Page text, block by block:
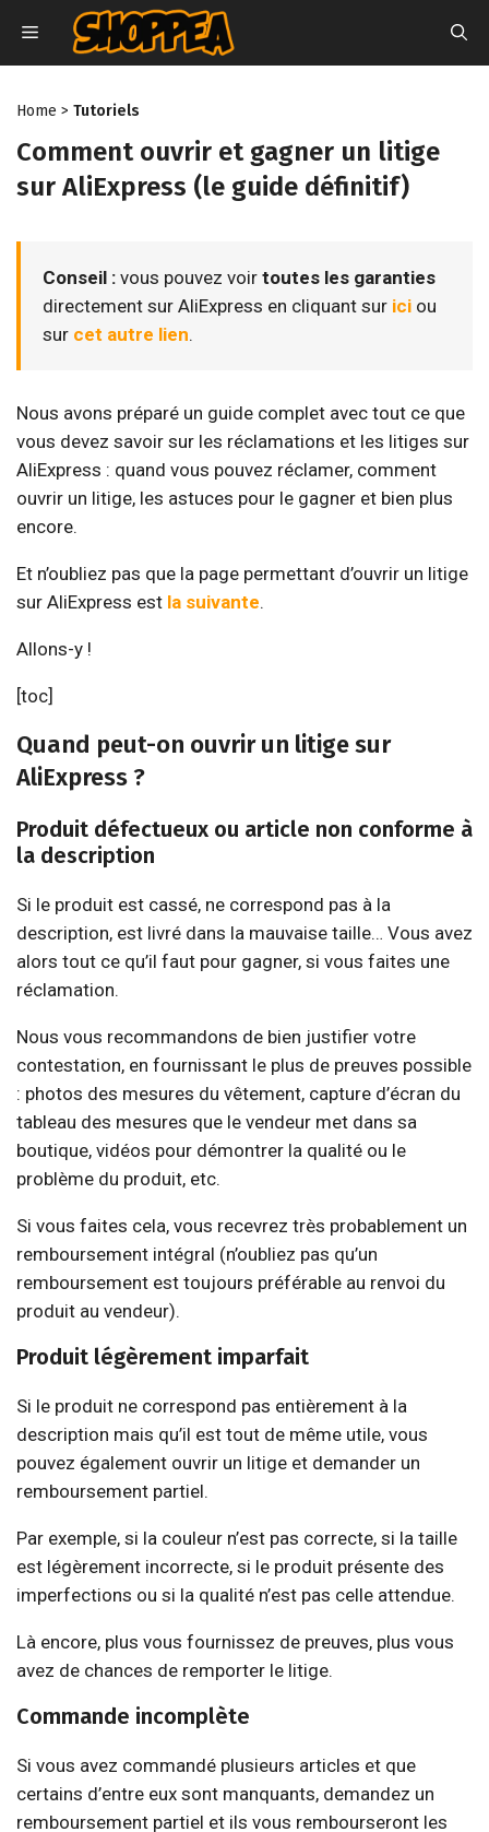
contenu
MENU
Home > Tutoriels
Comment ouvrir et gagner un litige
sur AliExpress (le guide définitif)
Conseil : vous pouvez voir toutes les garanties
directement sur AliExpress en cliquant sur ici ou
sur cet autre lien.
Nous avons préparé un guide complet avec tout ce que
vous devez savoir sur les réclamations et les litiges sur
AliExpress : quand vous pouvez réclamer, comment
ouvrir un litige, les astuces pour le gagner et bien plus
encore.
Et n’oubliez pas que la page permettant d’ouvrir un litige
sur AliExpress est la suivante.
Allons-y !
[toc]
Quand peut-on ouvrir un litige sur
AliExpress ?
Produit défectueux ou article non conforme à
la description
Si le produit est cassé, ne correspond pas à la
description, est livré dans la mauvaise taille… Vous avez
alors tout ce qu’il faut pour gagner, si vous faites une
réclamation.
Nous vous recommandons de bien justifier votre
contestation, en fournissant le plus de preuves possible
: photos des mesures du vêtement, capture d’écran du
tableau des mesures que le vendeur met dans sa
boutique, vidéos pour démontrer la qualité ou le
problème du produit, etc.
Si vous faites cela, vous recevrez très probablement un
remboursement intégral (n’oubliez pas qu’un
remboursement est toujours préférable au renvoi du
produit au vendeur).
Produit légèrement imparfait
Si le produit ne correspond pas entièrement à la
description mais qu’il est tout de même utile, vous
pouvez également ouvrir un litige et demander un
remboursement partiel.
Par exemple, si la couleur n’est pas correcte, si la taille
est légèrement incorrecte, si le produit présente des
imperfections ou si la qualité n’est pas celle attendue.
Là encore, plus vous fournissez de preuves, plus vous
avez de chances de remporter le litige.
Commande incomplète
Si vous avez commandé plusieurs articles et que
certains d’entre eux sont manquants, demandez un
remboursement partiel et ils vous rembourseront les